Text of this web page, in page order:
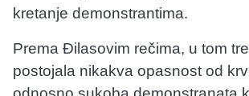
kretanje demonstrantima.
Prema Đilasovim rečima, u tom
postojala nikakva opasnost od